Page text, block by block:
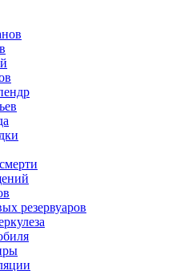
резервуаров